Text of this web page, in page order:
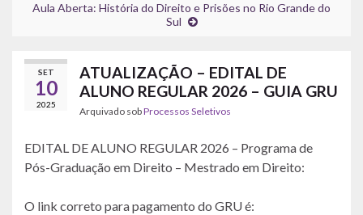
Aula Aberta: História do Direito e Prisões no Rio Grande do
Sul
SET
10
2025
ATUALIZAÇÃO – EDITAL DE
ALUNO REGULAR 2026 – GUIA GRU
Arquivado sobProcessos Seletivos
EDITAL DE ALUNO REGULAR 2026 – Programa de
Pós-Graduação em Direito – Mestrado em Direito:
O link correto para pagamento do GRU é: